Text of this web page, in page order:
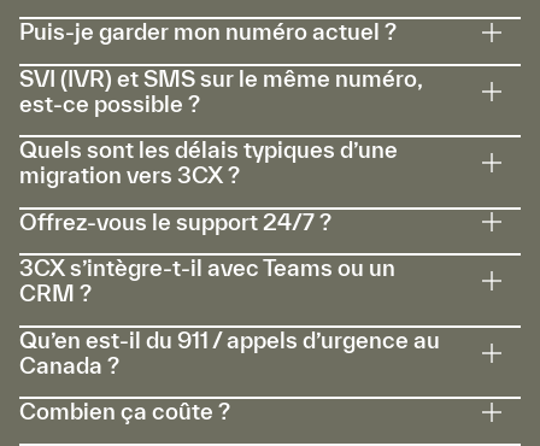
Puis-je garder mon numéro actuel ?
SVI (IVR) et SMS sur le même numéro,
est-ce possible ?
Quels sont les délais typiques d’une
migration vers 3CX ?
Offrez-vous le support 24/7 ?
3CX s’intègre-t-il avec Teams ou un
CRM ?
Qu’en est-il du 911 / appels d’urgence au
Canada ?
Combien ça coûte ?